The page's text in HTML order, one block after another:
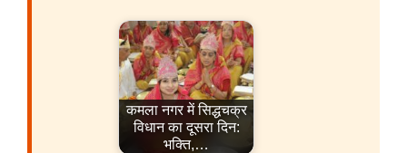
कमला नगर में सिद्धचक्र
विधान का दूसरा दिन:
भक्ति,…